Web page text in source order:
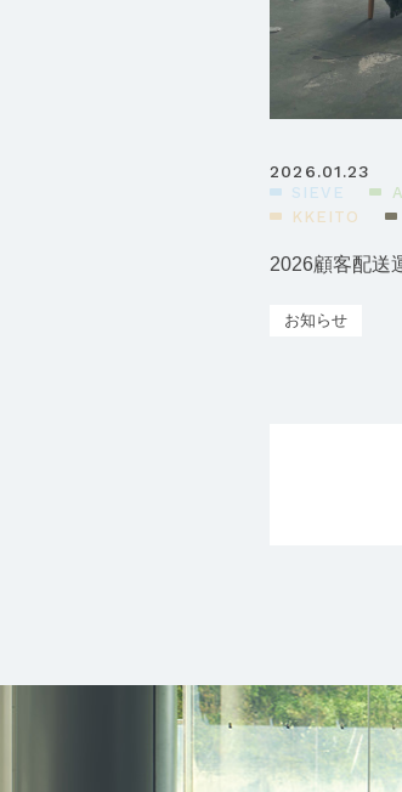
2026.01.23
SIEVE
KKEITO
2026顧客配送
お知らせ